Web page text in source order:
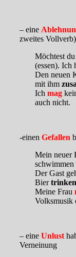
– eine
zweites Vollverb)
Möchtest
(essen). Ich
Den neuen
mit ihm
Ich mag
auch nicht.
-einen Gefallen
Mein neuer
schwimmen
Der Gast
Biertrinken
Meine Frau
Volksmusik
– eine Unlust
Verneinung